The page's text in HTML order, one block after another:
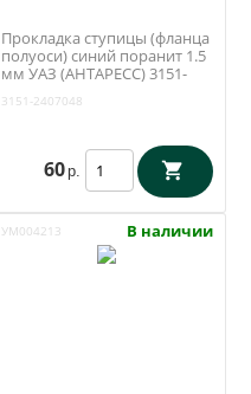
Прокладка ступицы (фланца
полуоси) синий поранит 1.5
мм УАЗ (АНТАРЕСС) 3151-
3151-2407048
60 р.
УМ004213 В наличии